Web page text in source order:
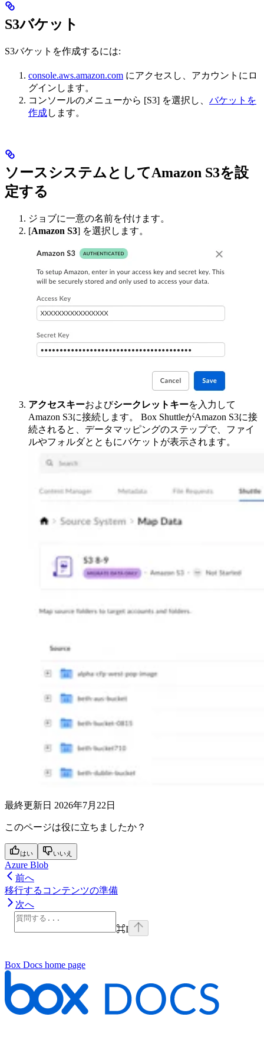
S3バケット
S3バケットを作成するには:
console.aws.amazon.com にアクセスし、アカウントにロ
グインします。
コンソールのメニューから [S3] を選択し、 バケットを
作成します。
ソースシステムとしてAmazon S3を設
定する
ジョブに一意の名前を付けます。
[Amazon S3] を選択します。
アクセスキーおよびシークレットキーを入力して
Amazon S3に接続します。 Box ShuttleがAmazon S3に接
続されると、データマッピングのステップで、ファイ
ルやフォルダとともにバケットが表示されます。
最終更新日 2026年7月22日
このページは役に立ちましたか？
はい いいえ
Azure Blob
前へ
移行するコンテンツの準備
次へ
⌘I
Box Docs home page